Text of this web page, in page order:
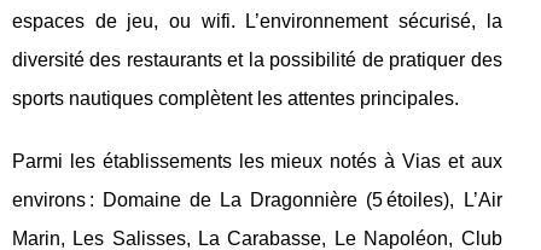
espaces de jeu, ou wifi. L’environnement sécurisé, la
diversité des restaurants et la possibilité de pratiquer des
sports nautiques complètent les attentes principales.
Parmi les établissements les mieux notés à Vias et aux
environs : Domaine de La Dragonnière (5 étoiles), L’Air
Marin, Les Salisses, La Carabasse, Le Napoléon, Club